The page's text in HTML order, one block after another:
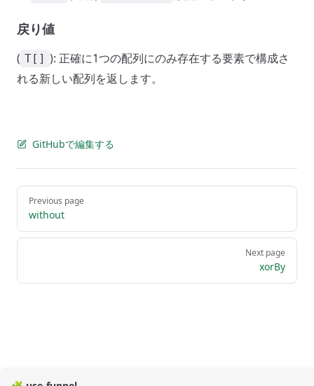
戻り値
( T[] ): 正確に1つの配列にのみ存在する要素で構成さ
れる新しい配列を返します。
GitHubで編集する
Pager
Previous page
without
Next page
xorBy